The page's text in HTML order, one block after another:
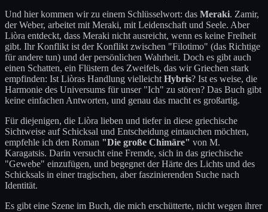
Und hier kommen wir zu einem Schlüsselwort: das Meraki. Zamir,
der Weber, arbeitet mit Meraki, mit Leidenschaft und Seele. Aber
Liòra entdeckt, dass Meraki nicht ausreicht, wenn es keine Freiheit
gibt. Ihr Konflikt ist der Konflikt zwischen "Filotimo" (das Richtige
für andere tun) und der persönlichen Wahrheit. Doch es gibt auch
einen Schatten, ein Flüstern des Zweifels, das wir Griechen stark
empfinden: Ist Liòras Handlung vielleicht Hybris? Ist es weise, die
Harmonie des Universums für unser "Ich" zu stören? Das Buch gibt
keine einfachen Antworten, und genau das macht es großartig.
Für diejenigen, die Liòra lieben und tiefer in diese griechische
Sichtweise auf Schicksal und Entscheidung eintauchen möchten,
empfehle ich den Roman "Die große Chimäre" von M.
Karagatsis. Darin versucht eine Fremde, sich in das griechische
"Gewebe" einzufügen, und begegnet der Härte des Lichts und des
Schicksals in einer tragischen, aber faszinierenden Suche nach
Identität.
Es gibt eine Szene im Buch, die mich erschütterte, nicht wegen ihrer